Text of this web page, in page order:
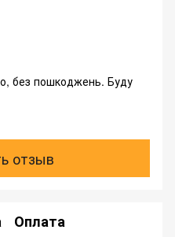
без пошкоджень. Буду
отзыв
Оплата